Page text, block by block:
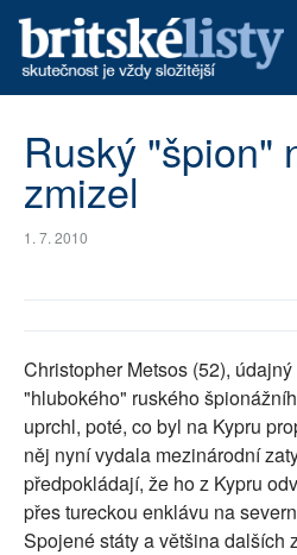
ARCHIV
TÉMATA
Ruský "špion"
zmizel
1. 7. 2010
Christopher Metsos (52),
"hlubokého" ruského
uprchl, poté, co byl na Kypru
něj nyní vydala mezinárodní
předpokládají, že ho z Kypru
přes tureckou enklávu na
Spojené státy a většina dalších